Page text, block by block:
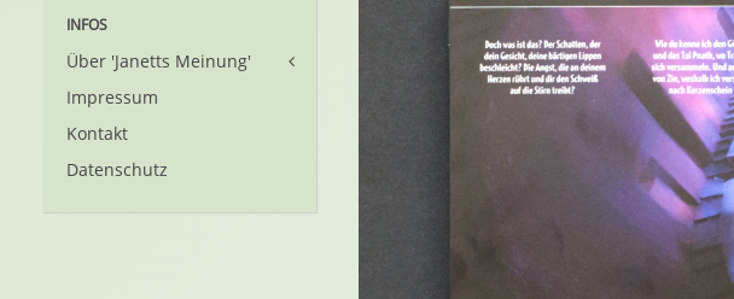
INFOS
Über 'Janetts Meinung'
Impressum
Kontakt
Datenschutz